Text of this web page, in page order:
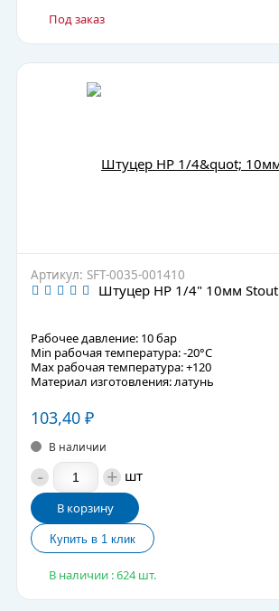
Под заказ
Артикул: SFT-0035-001410
Штуцер НР 1/4" 10мм Stout
Рабочее давление: 10 бар
Min рабочая температура: -20°C
Max рабочая температура: +120
Материал изготовления: латунь
103,40 ₽
В наличии
- + шт
В корзину
В наличии : 624 шт.